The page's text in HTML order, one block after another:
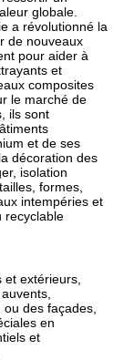
globale.
a révolutionné la
de nouveaux
pour aider à
et
composites
le marché de
ils sont
et de ses
décoration des
isolation
formes,
intempéries et
recyclable
extérieurs,
des façades,
en
et